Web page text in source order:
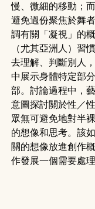
慢、微細的移動；
避免過份聚焦於舞
調有關「凝視」的
（尤其亞洲人）習
去理解、判斷別人
中展示身體特定部
部。討論過程中，
意圖探討關於性／
眾無可避免地對半
的想像和思考。該
關的想像放進創作
作發展一個需要處理